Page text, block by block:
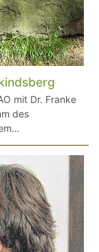
mit Dr. Franke
des